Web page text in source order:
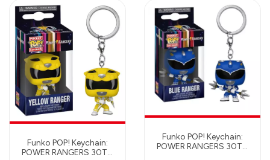
Funko POP! Keychain:
POWER RANGERS 30TH
Funko POP! Keychain:
POWER RANGERS 30TH